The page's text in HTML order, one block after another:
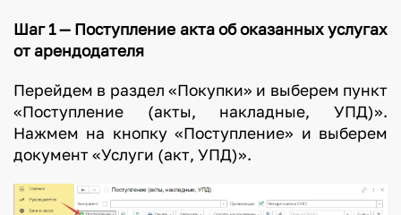
Шаг 1 — Поступление акта об оказанных услугах
от арендодателя
Перейдем в раздел «Покупки» и выберем пункт
«Поступление (акты, накладные, УПД)».
Нажмем на кнопку «Поступление» и выберем
документ «Услуги (акт, УПД)».